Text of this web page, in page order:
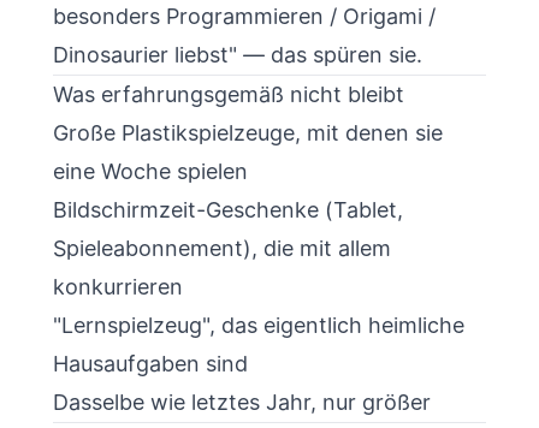
besonders Programmieren / Origami /
Dinosaurier liebst" — das spüren sie.
Was erfahrungsgemäß nicht bleibt
Große Plastikspielzeuge, mit denen sie
eine Woche spielen
Bildschirmzeit-Geschenke (Tablet,
Spieleabonnement), die mit allem
konkurrieren
"Lernspielzeug", das eigentlich heimliche
Hausaufgaben sind
Dasselbe wie letztes Jahr, nur größer